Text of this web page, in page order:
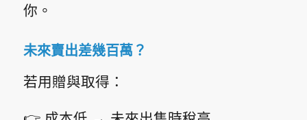
你。
未來賣出差幾百萬？
若用贈與取得：